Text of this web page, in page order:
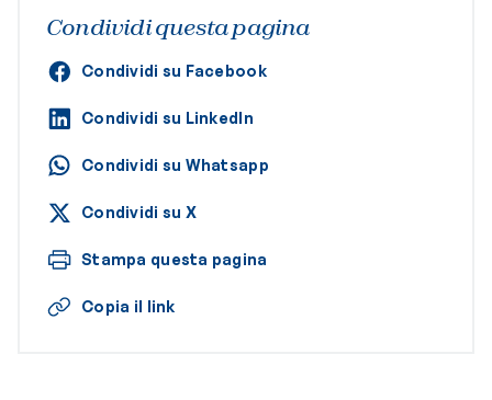
Condividi questa pagina
Condividi su Facebook
Condividi su LinkedIn
Condividi su Whatsapp
Condividi su X
Stampa questa pagina
Copia il link